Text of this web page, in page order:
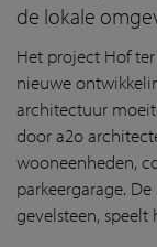
de lokale
Het project Hof
nieuwe
architectuur
door a2o
wooneenheden,
parkeergarage.
gevelsteen,